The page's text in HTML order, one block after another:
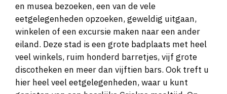
en musea bezoeken, een van de vele
eetgelegenheden opzoeken, geweldig uitgaan,
winkelen of een excursie maken naar een ander
eiland. Deze stad is een grote badplaats met heel
veel winkels, ruim honderd barretjes, vijf grote
discotheken en meer dan vijftien bars. Ook treft u
hier heel veel eetgelegenheden, waar u kunt